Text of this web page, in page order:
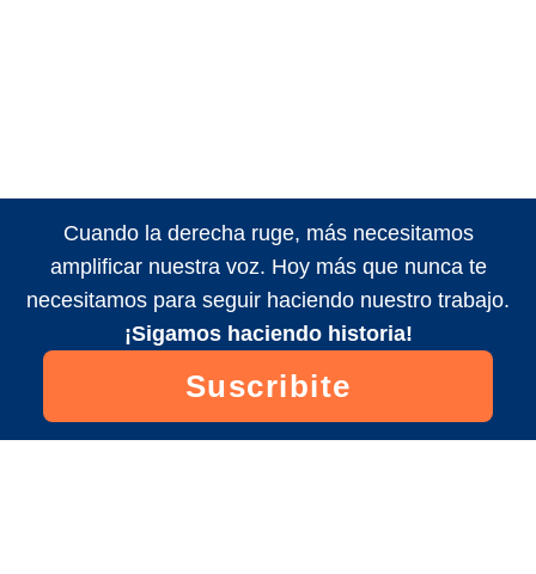
Cuando la derecha ruge, más necesitamos
amplificar nuestra voz. Hoy más que nunca te
necesitamos para seguir haciendo nuestro trabajo.
¡Sigamos haciendo historia!
Suscribite